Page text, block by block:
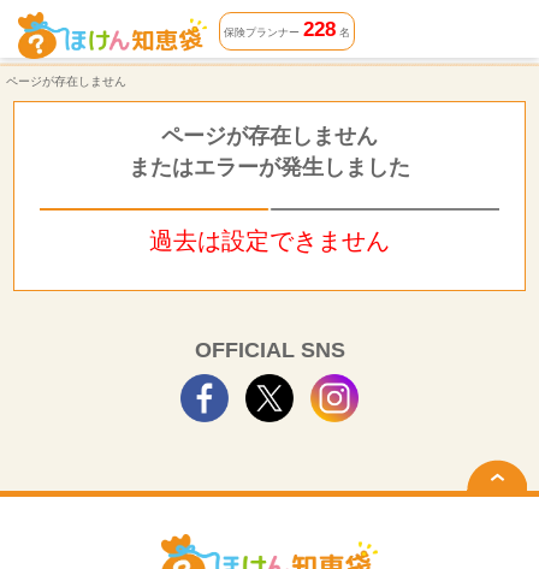
ページが存在しません | ほけん知恵袋
保険プランナー 228名
ページが存在しません
ページが存在しません
またはエラーが発生しました
過去は設定できません
OFFICIAL SNS